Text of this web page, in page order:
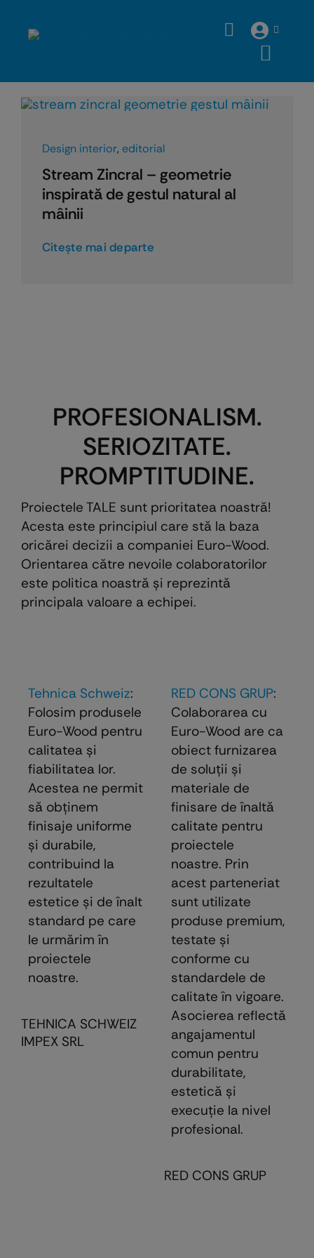
Design interior, editorial
Stream Zincral – geometrie
inspirată de gestul natural al
mâinii
Citeşte mai departe
PROFESIONALISM.
SERIOZITATE.
PROMPTITUDINE.
Proiectele TALE sunt prioritatea noastră!
Acesta este principiul care stă la baza
oricărei decizii a companiei Euro-Wood.
Orientarea către nevoile colaboratorilor
este politica noastră şi reprezintă
principala valoare a echipei.
Tehnica Schweiz:
Folosim produsele
Euro-Wood pentru
calitatea și
fiabilitatea lor.
Acestea ne permit
să obținem
finisaje uniforme
și durabile,
contribuind la
rezultatele
estetice și de înalt
standard pe care
le urmărim în
proiectele
noastre.
TEHNICA SCHWEIZ
IMPEX SRL
RED CONS GRUP:
Colaborarea cu
Euro-Wood are ca
obiect furnizarea
de soluţii şi
materiale de
finisare de înaltă
calitate pentru
proiectele
noastre. Prin
acest parteneriat
sunt utilizate
produse premium,
testate şi
conforme cu
standardele de
calitate în vigoare.
Asocierea reflectă
angajamentul
comun pentru
durabilitate,
estetică şi
execuţie la nivel
profesional.
RED CONS GRUP